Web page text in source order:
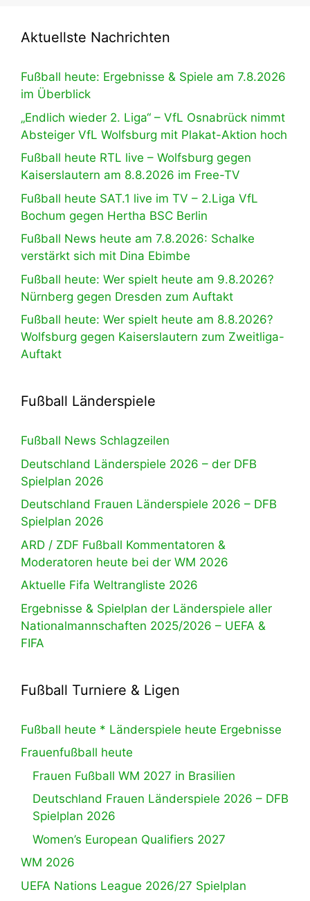
Aktuellste Nachrichten
Fußball heute: Ergebnisse & Spiele am 7.8.2026
im Überblick
„Endlich wieder 2. Liga“ – VfL Osnabrück nimmt
Absteiger VfL Wolfsburg mit Plakat-Aktion hoch
Fußball heute RTL live – Wolfsburg gegen
Kaiserslautern am 8.8.2026 im Free-TV
Fußball heute SAT.1 live im TV – 2.Liga VfL
Bochum gegen Hertha BSC Berlin
Fußball News heute am 7.8.2026: Schalke
verstärkt sich mit Dina Ebimbe
Fußball heute: Wer spielt heute am 9.8.2026?
Nürnberg gegen Dresden zum Auftakt
Fußball heute: Wer spielt heute am 8.8.2026?
Wolfsburg gegen Kaiserslautern zum Zweitliga-
Auftakt
Fußball Länderspiele
Fußball News Schlagzeilen
Deutschland Länderspiele 2026 – der DFB
Spielplan 2026
Deutschland Frauen Länderspiele 2026 – DFB
Spielplan 2026
ARD / ZDF Fußball Kommentatoren &
Moderatoren heute bei der WM 2026
Aktuelle Fifa Weltrangliste 2026
Ergebnisse & Spielplan der Länderspiele aller
Nationalmannschaften 2025/2026 – UEFA &
FIFA
Fußball Turniere & Ligen
Fußball heute * Länderspiele heute Ergebnisse
Frauenfußball heute
Frauen Fußball WM 2027 in Brasilien
Deutschland Frauen Länderspiele 2026 – DFB
Spielplan 2026
Women’s European Qualifiers 2027
WM 2026
UEFA Nations League 2026/27 Spielplan